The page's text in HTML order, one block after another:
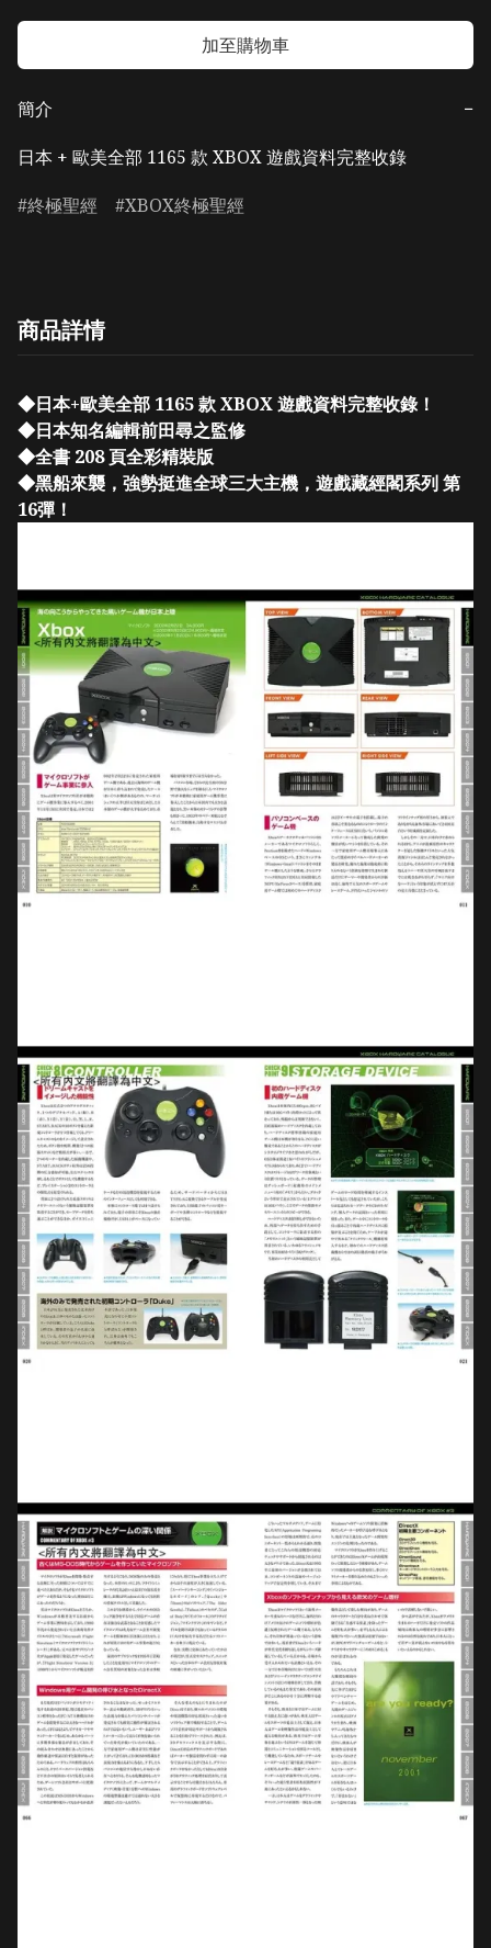
加至購物車
簡介
−
日本 + 歐美全部 1165 款 XBOX 遊戲資料完整收錄
終極聖經
XBOX終極聖經
商品詳情
◆日本+歐美全部 1165 款 XBOX 遊戲資料完整收錄！
◆日本知名編輯前田尋之監修
◆全書 208 頁全彩精裝版
◆黑船來襲，強勢挺進全球三大主機，遊戲藏經閣系列 第
16彈！